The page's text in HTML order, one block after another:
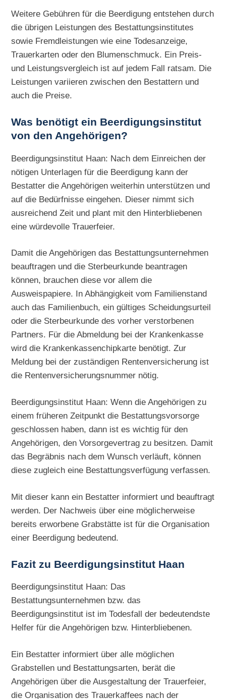
Weitere Gebühren für die Beerdigung entstehen durch
die übrigen Leistungen des Bestattungsinstitutes
sowie Fremdleistungen wie eine Todesanzeige,
Trauerkarten oder den Blumenschmuck. Ein Preis-
und Leistungsvergleich ist auf jedem Fall ratsam. Die
Leistungen variieren zwischen den Bestattern und
auch die Preise.
Was benötigt ein Beerdigungsinstitut
von den Angehörigen?
Beerdigungsinstitut Haan: Nach dem Einreichen der
nötigen Unterlagen für die Beerdigung kann der
Bestatter die Angehörigen weiterhin unterstützen und
auf die Bedürfnisse eingehen. Dieser nimmt sich
ausreichend Zeit und plant mit den Hinterbliebenen
eine würdevolle Trauerfeier.
Damit die Angehörigen das Bestattungsunternehmen
beauftragen und die Sterbeurkunde beantragen
können, brauchen diese vor allem die
Ausweispapiere. In Abhängigkeit vom Familienstand
auch das Familienbuch, ein gültiges Scheidungsurteil
oder die Sterbeurkunde des vorher verstorbenen
Partners. Für die Abmeldung bei der Krankenkasse
wird die Krankenkassenchipkarte benötigt. Zur
Meldung bei der zuständigen Rentenversicherung ist
die Rentenversicherungsnummer nötig.
Beerdigungsinstitut Haan: Wenn die Angehörigen zu
einem früheren Zeitpunkt die Bestattungsvorsorge
geschlossen haben, dann ist es wichtig für den
Angehörigen, den Vorsorgevertrag zu besitzen. Damit
das Begräbnis nach dem Wunsch verläuft, können
diese zugleich eine Bestattungsverfügung verfassen.
Mit dieser kann ein Bestatter informiert und beauftragt
werden. Der Nachweis über eine möglicherweise
bereits erworbene Grabstätte ist für die Organisation
einer Beerdigung bedeutend.
Fazit zu Beerdigungsinstitut Haan
Beerdigungsinstitut Haan: Das
Bestattungsunternehmen bzw. das
Beerdigungsinstitut ist im Todesfall der bedeutendste
Helfer für die Angehörigen bzw. Hinterbliebenen.
Ein Bestatter informiert über alle möglichen
Grabstellen und Bestattungsarten, berät die
Angehörigen über die Ausgestaltung der Trauerfeier,
die Organisation des Trauerkaffees nach der